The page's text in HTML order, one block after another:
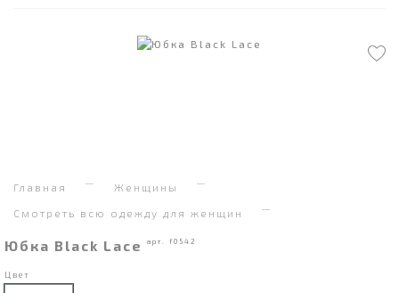
Главная Женщины
Смотреть всю одежду для женщин
Юбка Black Lace арт. f0542
Цвет